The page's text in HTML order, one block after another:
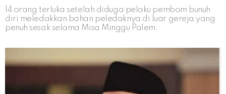
14 orang terluka setelah diduga pelaku pembom bunuh
diri meledakkan bahan peledaknya di luar gereja yang
penuh sesak selama Misa Minggu Palem.